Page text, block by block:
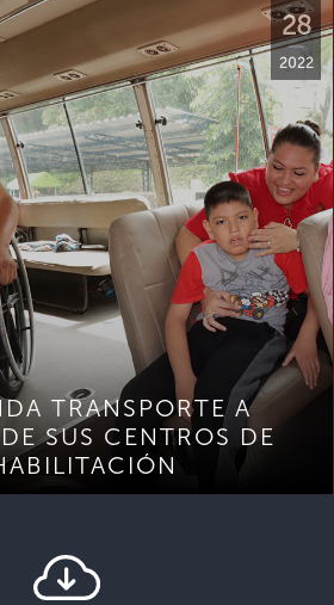
28
2022
TRANSPORTE A
SUS CENTROS DE